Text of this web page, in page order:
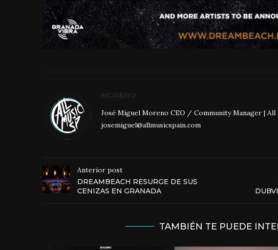
MORENO
José Miguel Moreno CEO / Community Manager | All
josemiguel@allmusicspain.com
Anterior post
DREAMBEACH RESURGE DE SUS
CENIZAS EN GRANADA
TAMBIÉN TE PUEDE